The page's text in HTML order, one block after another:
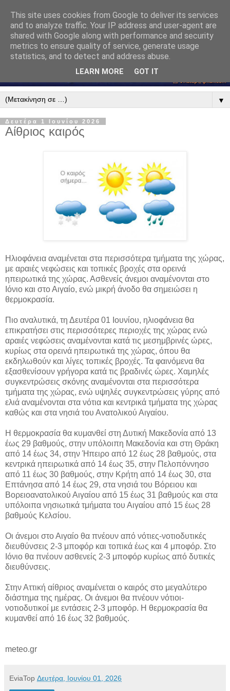
▼
Δευτέρα 1 Ιουνίου 2026
Αίθριος καιρός
Ηλιοφάνεια αναμένεται στα περισσότερα τμήματα της χώρας,
με αραιές νεφώσεις και τοπικές βροχές στα ορεινά
ηπειρωτικά της χώρας. Ασθενείς άνεμοι αναμένονται στο
Ιόνιο και στο Αιγαίο, ενώ μικρή άνοδο θα σημειώσει η
θερμοκρασία.
Πιο αναλυτικά, τη Δευτέρα 01 Ιουνίου, ηλιοφάνεια θα
επικρατήσει στις περισσότερες περιοχές της χώρας ενώ
αραιές νεφώσεις αναμένονται κατά τις μεσημβρινές ώρες,
κυρίως στα ορεινά ηπειρωτικά της χώρας, όπου θα
εκδηλωθούν και λίγες τοπικές βροχές. Τα φαινόμενα θα
εξασθενίσουν γρήγορα κατά τις βραδινές ώρες. Χαμηλές
συγκεντρώσεις σκόνης αναμένονται στα περισσότερα
τμήματα της χώρας, ενώ υψηλές συγκεντρώσεις γύρης από
ελιά αναμένονται στα νότια και κεντρικά τμήματα της χώρας
καθώς και στα νησιά του Ανατολικού Αιγαίου.
Η θερμοκρασία θα κυμανθεί στη Δυτική Μακεδονία από 13
έως 29 βαθμούς, στην υπόλοιπη Μακεδονία και στη Θράκη
από 14 έως 34, στην Ήπειρο από 12 έως 28 βαθμούς, στα
κεντρικά ηπειρωτικά από 14 έως 35, στην Πελοπόννησο
από 11 έως 30 βαθμούς, στην Κρήτη από 14 έως 30, στα
Επτάνησα από 14 έως 29, στα νησιά του Βόρειου και
Βορειοανατολικού Αιγαίου από 15 έως 31 βαθμούς και στα
υπόλοιπα νησιωτικά τμήματα του Αιγαίου από 15 έως 28
βαθμούς Κελσίου.
Οι άνεμοι στο Αιγαίο θα πνέουν από νότιες-νοτιοδυτικές
διευθύνσεις 2-3 μποφόρ και τοπικά έως και 4 μποφόρ. Στο
Ιόνιο θα πνέουν ασθενείς 2-3 μποφόρ κυρίως από δυτικές
διευθύνσεις.
Στην Αττική αίθριος αναμένεται ο καιρός στο μεγαλύτερο
διάστημα της ημέρας. Οι άνεμοι θα πνέουν νότιοι-
νοτιοδυτικοί με εντάσεις 2-3 μποφόρ. Η θερμοκρασία θα
κυμανθεί από 16 έως 32 βαθμούς.
meteo.gr
EviaTop Δευτέρα, Ιουνίου 01, 2026
This site uses cookies from Google to deliver its services
and to analyze traffic. Your IP address and user-agent are
shared with Google along with performance and security
metrics to ensure quality of service, generate usage
statistics, and to detect and address abuse.
LEARN MORE GOT IT